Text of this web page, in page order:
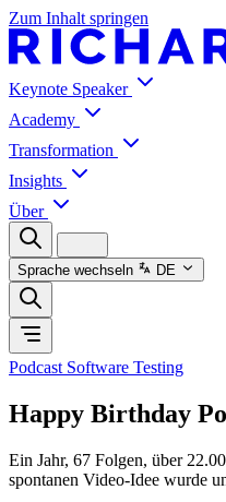
Zum Inhalt springen
Keynote Speaker
Academy
Transformation
Insights
Über
Sprache wechseln DE
Podcast Software Testing
Happy Birthday
Ein Jahr, 67 Folgen, über
spontanen Video-Idee wurde